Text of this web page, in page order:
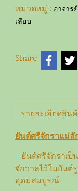
หมวดหมู่ : อาจาร
เลียบ
Share
รายละเอียดสิน
ยันต์ศรีจักราแม่ลั
ยันต์ศรีจักราเ
จักวาลไว้ในยันต์
อุดมสมบูรณ์